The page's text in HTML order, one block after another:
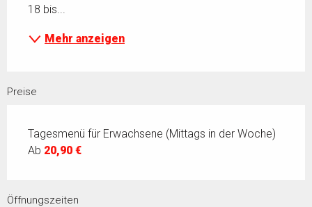
18 bis...
Mehr anzeigen
Preise
Tagesmenü für Erwachsene (Mittags in der Woche)
Ab 20,90 €
Öffnungszeiten